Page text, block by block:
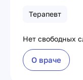
Терапевт
Нет свободных
О враче